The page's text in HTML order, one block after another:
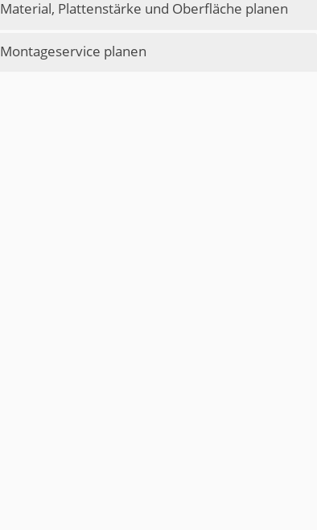
Material, Plattenstärke und Oberfläche planen
Montageservice planen